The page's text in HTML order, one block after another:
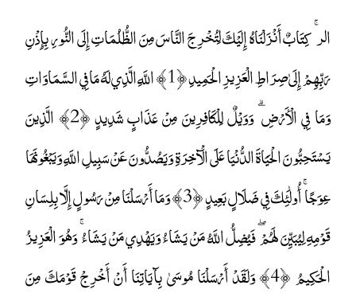
الر ۚ كِتَابٌ أَنْزَلْنَاهُ إِلَيْكَ لِتُخْرِجَ النَّاسَ مِنَ الظُّلُمَاتِ إِلَى النُّورِ بِإِذْنِ
رَبِّهِمْ إِلَىٰ صِرَاطِ الْعَزِيزِ الْحَمِيدِ ﴿1﴾ اللَّهِ الَّذِي لَهُ مَا فِي السَّمَاوَاتِ
وَمَا فِي الْأَرْضِ ۗ وَوَيْلٌ لِلْكَافِرِينَ مِنْ عَذَابٍ شَدِيدٍ ﴿2﴾ الَّذِينَ
يَسْتَحِبُّونَ الْحَيَاةَ الدُّنْيَا عَلَى الْآخِرَةِ وَيَصُدُّونَ عَنْ سَبِيلِ اللَّهِ وَيَبْغُونَهَا
عِوَجًا ۚ أُولَٰئِكَ فِي ضَلَالٍ بَعِيدٍ ﴿3﴾ وَمَا أَرْسَلْنَا مِنْ رَسُولٍ إِلَّا بِلِسَانِ
قَوْمِهِ لِيُبَيِّنَ لَهُمْ ۖ فَيُضِلُّ اللَّهُ مَنْ يَشَاءُ وَيَهْدِي مَنْ يَشَاءُ ۚ وَهُوَ الْعَزِيزُ
الْحَكِيمُ ﴿4﴾ وَلَقَدْ أَرْسَلْنَا مُوسَىٰ بِآيَاتِنَا أَنْ أَخْرِجْ قَوْمَكَ مِنَ